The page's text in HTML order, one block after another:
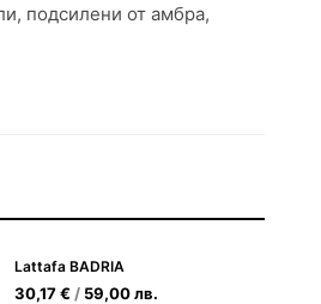
подсилени от амбра,
Lattafa BADRIA
30,17€ / 59,00лв.